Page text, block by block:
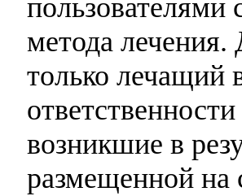
пользователями
метода лечения.
только лечащий
возникшие в
размещенной на